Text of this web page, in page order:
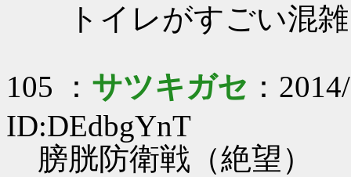
トイレがすごい混
105 ： サツキガセ ：
ID:DEdbgYnT
膀胱防衛戦（絶望）